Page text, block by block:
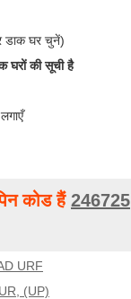
डाक घर चुनें)
की सूची है
कोड हैं 246725
URF
(UP)